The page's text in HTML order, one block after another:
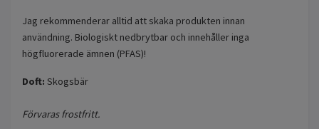
Jag rekommenderar alltid att skaka produkten innan
användning. Biologiskt nedbrytbar och innehåller inga
högfluorerade ämnen (PFAS)!
Doft: Skogsbär
Förvaras frostfritt.